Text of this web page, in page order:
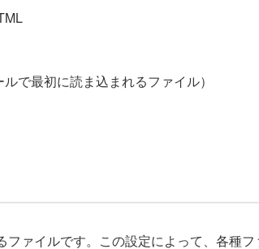
で最初に読ま込まれるファイル）
ァイルです。この設定によって、各種フ